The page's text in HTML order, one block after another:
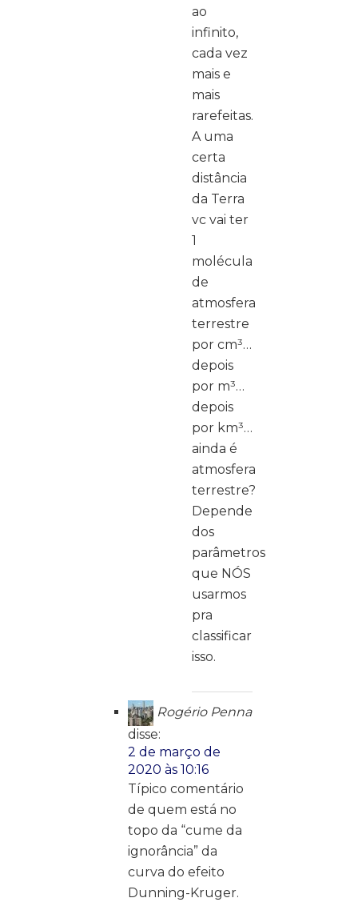
ao
infinito,
cada vez
mais e
mais
rarefeitas.
A uma
certa
distância
da Terra
vc vai ter
1
molécula
de
atmosfera
terrestre
por cm³…
depois
por m³…
depois
por km³…
ainda é
atmosfera
terrestre?
Depende
dos
parâmetros
que NÓS
usarmos
pra
classificar
isso.
Rogério Penna
disse:
2 de março de
2020 às 10:16
Típico comentário
de quem está no
topo da “cume da
ignorância” da
curva do efeito
Dunning-Kruger.